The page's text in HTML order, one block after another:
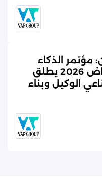
مؤتمر الذكاء
الاصطناعي العالمي بالرياض 2026 يطلق
الوكيل وبناء